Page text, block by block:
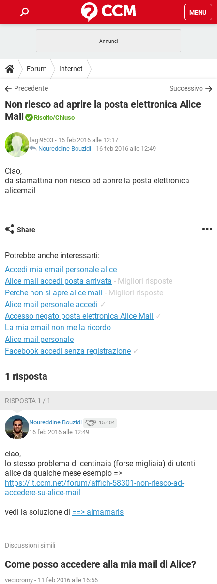
MENU
INTRATTENIMENTO
iOS
INSTAGRAM WHATSAPP
TIKTOK
HARDWARE
GUIDE
COVID-19
iOS
TIKTOK FACEBOOK
DOWNLOAD
COVID-19 GAMING
INTRATTENIMENTO
iOS WINDOWS 10
INSTAGRAM
TIKTOK
HARDWARE
FORUM
INTRATTENIMENTO ANDROID
INSTAGRAM WHATSAPP
GLOSSARIO
COVID-19
INTRATTENIMENTO
iOS
Forum Internet
Precedente Successivo
Non riesco ad aprire la posta elettronica Alice
Mail
Risolto/Chiuso
fagi9503 - 16 feb 2016 alle 12:17
Noureddine Bouzidi - 16 feb 2016 alle 12:49
Ciao,
da stamattina non riesco ad aprire la posta elettronica
alicemail
Share
Potrebbe anche interessarti:
Accedi mia email personale alice
Alice mail accedi posta arrivata - Migliori risposte
Perche non si apre alice mail - Migliori risposte
Alice mail personale accedi ✓
Accesso negato posta elettronica Alice Mail ✓
La mia email non me la ricordo
Alice mail personale
Facebook accedi senza registrazione ✓
1 risposta
RISPOSTA 1 / 1
Noureddine Bouzidi 15.404
16 feb 2016 alle 12:49
ciao,
lo stesso problema di centinaia (forse migliaia) di utenti
alice da qualche mese esempio =>
https://it.ccm.net/forum/affich-58301-non-riesco-ad-
accedere-su-alice-mail
vedi la soluzione di ==> almamaris
Discussioni simili
Come posso accedere alla mia mail di Alice?
vecioromy - 11 feb 2016 alle 16:56